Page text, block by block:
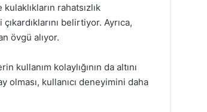
rahatsızlık
belirtiyor. Ayrıca,
övgü alıyor.
kullanım kolaylığının da altını
kullanıcı deneyimini daha